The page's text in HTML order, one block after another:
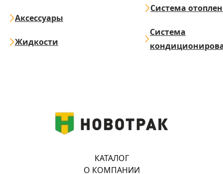
Аксессуары
Жидкости
Система
Система
КАТАЛОГ
О КОМПАНИИ